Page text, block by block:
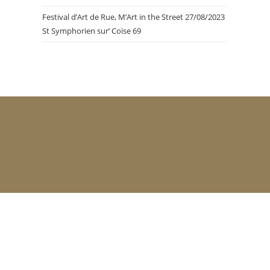
Festival d’Art de Rue, M’Art in the Street 27/08/2023
St Symphorien sur’ Coise 69